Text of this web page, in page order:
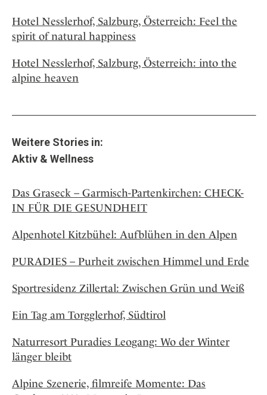
Hotel Nesslerhof, Salzburg, Österreich: Feel the
spirit of natural happiness
Hotel Nesslerhof, Salzburg, Österreich: into the
alpine heaven
Weitere Stories in:
Aktiv & Wellness
Das Graseck – Garmisch-Partenkirchen: CHECK-
IN FÜR DIE GESUNDHEIT
Alpenhotel Kitzbühel: Aufblühen in den Alpen
PURADIES – Purheit zwischen Himmel und Erde
Sportresidenz Zillertal: Zwischen Grün und Weiß
Ein Tag am Torgglerhof, Südtirol
Naturresort Puradies Leogang: Wo der Winter
länger bleibt
Alpine Szenerie, filmreife Momente: Das